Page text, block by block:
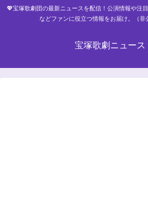
💖宝塚歌劇団の最新ニュースを配信！公演情報や注
などファンに役立つ情報をお届け。（非
宝塚歌劇ニュース